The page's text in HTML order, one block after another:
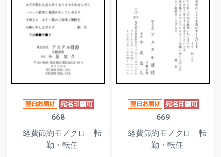
668
経費節約モノクロ 転
勤・転任
669
経費節約モノクロ 転
勤・転任